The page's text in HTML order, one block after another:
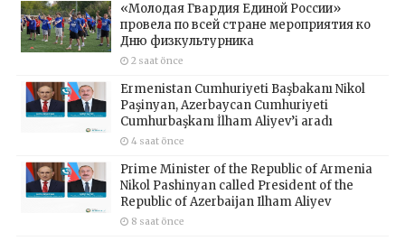
«Молодая Гвардия Единой России»
провела по всей стране мероприятия ко
Дню физкультурника
2 saat önce
Ermenistan Cumhuriyeti Başbakanı Nikol
Paşinyan, Azerbaycan Cumhuriyeti
Cumhurbaşkanı İlham Aliyev’i aradı
4 saat önce
Prime Minister of the Republic of Armenia
Nikol Pashinyan called President of the
Republic of Azerbaijan Ilham Aliyev
8 saat önce